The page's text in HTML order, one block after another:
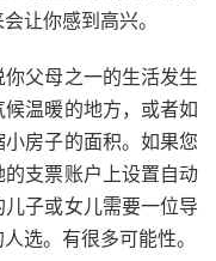
让你感到高兴。
父母之一的生活发生
温暖的地方，或者如
房子的面积。如果您
支票账户上设置自动
子或女儿需要一位导
选。有很多可能性。